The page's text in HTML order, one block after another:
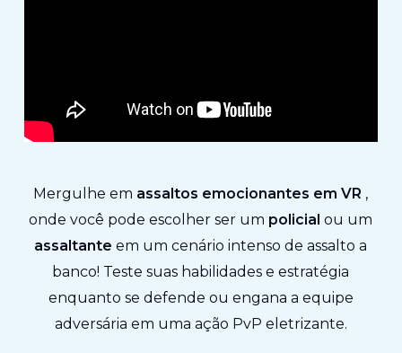
Mergulhe em assaltos emocionantes em VR ,
onde você pode escolher ser um policial ou um
assaltante em um cenário intenso de assalto a
banco! Teste suas habilidades e estratégia
enquanto se defende ou engana a equipe
adversária em uma ação PvP eletrizante.